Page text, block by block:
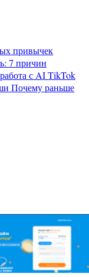
привычек
7 причин
с AITikTok
Почему раньше